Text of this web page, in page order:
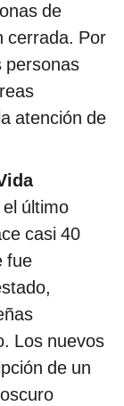
de
cerrada. Por
personas
atención de
último
casi 40
fue
Los nuevos
de un